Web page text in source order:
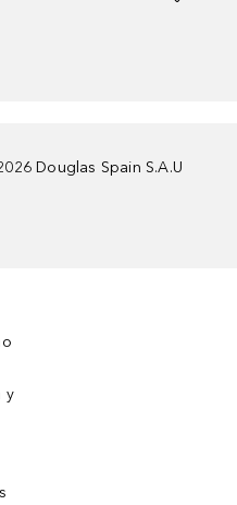
Douglas Spain S.A.U
y